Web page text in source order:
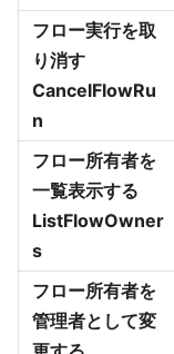
フロー実行を取
り消す
CancelFlowRu
n
フロー所有者を
一覧表示する
ListFlowOwner
s
フロー所有者を
管理者として変